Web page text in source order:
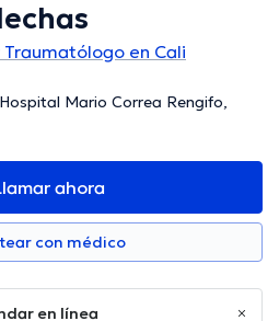
en Cali
Mario Correa Rengifo,
ahora
con médico
en línea